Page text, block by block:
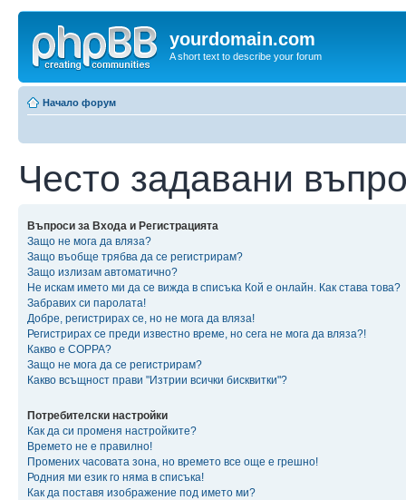
yourdomain.com
A short text to describe your forum
Начало форум
Често задавани
Въпроси за Входа и Регистрацията
Защо не мога да вляза?
Защо въобще трябва да се регистрирам?
Защо излизам автоматично?
Не искам името ми да се вижда в списъка Кой е онлайн. Как става това?
Забравих си паролата!
Добре, регистрирах се, но не мога да вляза!
Регистрирах се преди известно време, но сега не мога да вляза?!
Какво е COPPA?
Защо не мога да се регистрирам?
Какво всъщност прави "Изтрии всички бисквитки"?
Потребителски настройки
Как да си променя настройките?
Времето не е правилно!
Промених часовата зона, но времето все още е грешно!
Родния ми език го няма в списъка!
Как да поставя изображение под името ми?